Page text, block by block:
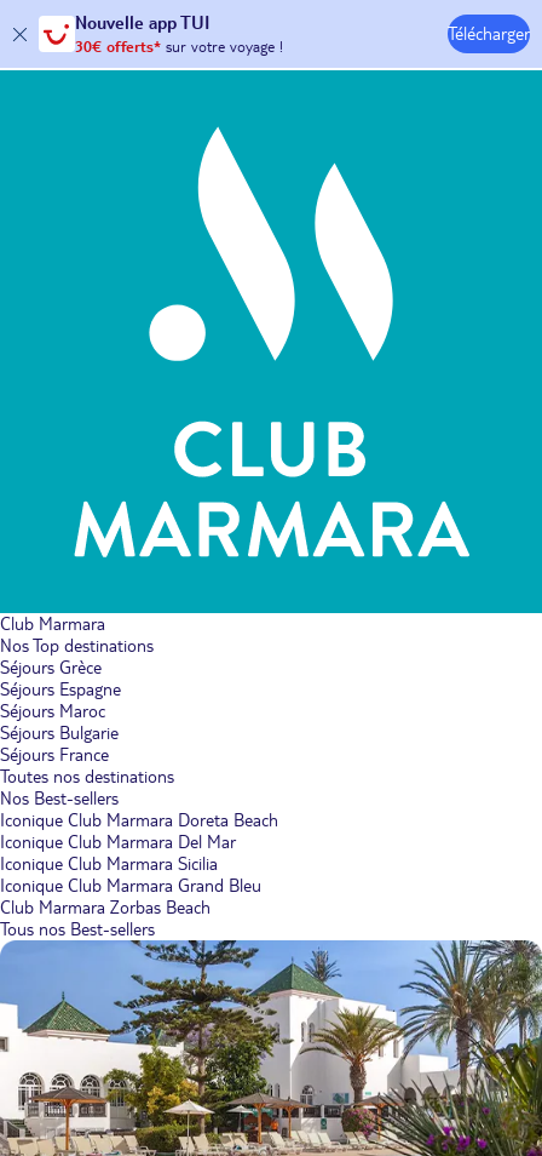
Nouvelle app TUI
30€ offerts*sur votre
voyage !
Télécharger
Hôtels & Clubs
Club Marmara
Nos Top destinations
Séjours Grèce
Séjours Espagne
Séjours Maroc
Séjours Bulgarie
Séjours France
Toutes nos destinations
Nos Best-sellers
Iconique Club Marmara Doreta Beach
Iconique Club Marmara Del Mar
Iconique Club Marmara Sicilia
Iconique Club Marmara Grand Bleu
Club Marmara Zorbas Beach
Tous nos Best-sellers